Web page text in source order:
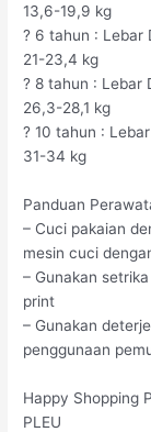
13,6-19,9 kg
? 6 tahun : Lebar
21-23,4 kg
? 8 tahun : Lebar
26,3-28,1 kg
? 10 tahun :
31-34 kg
Panduan
– Cuci pakaian
mesin cuci
– Gunakan
print
– Gunakan
penggunaan
Happy Shopping
PLEU